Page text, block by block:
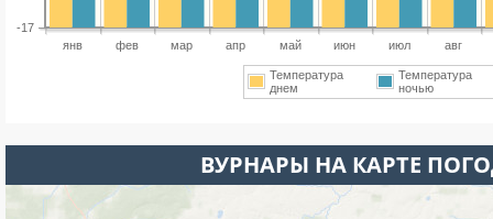
янв фев мар апр май июн июл авг
-17
Температура
днем
Температура
ночью
ВУРНАРЫ НА КАРТЕ